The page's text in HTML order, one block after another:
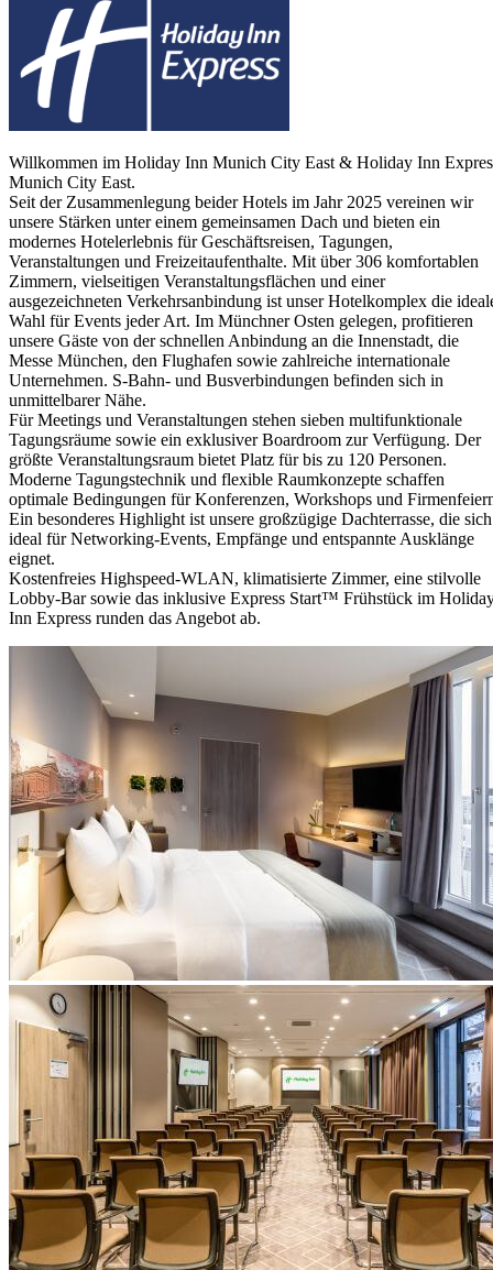
Willkommen im Holiday Inn Munich City East & Holiday Inn
Munich City East.
Seit der Zusammenlegung beider Hotels im Jahr 2025 vereinen wir
unsere Stärken unter einem gemeinsamen Dach und bieten ein
modernes Hotelerlebnis für Geschäftsreisen, Tagungen,
Veranstaltungen und Freizeitaufenthalte. Mit über 306 komfortablen
Zimmern, vielseitigen Veranstaltungsflächen und einer
ausgezeichneten Verkehrsanbindung ist unser Hotelkomplex die
Wahl für Events jeder Art. Im Münchner Osten gelegen, profitieren
unsere Gäste von der schnellen Anbindung an die Innenstadt, die
Messe München, den Flughafen sowie zahlreiche internationale
Unternehmen. S-Bahn- und Busverbindungen befinden sich in
unmittelbarer Nähe.
Für Meetings und Veranstaltungen stehen sieben multifunktionale
Tagungsräume sowie ein exklusiver Boardroom zur Verfügung. Der
größte Veranstaltungsraum bietet Platz für bis zu 120 Personen.
Moderne Tagungstechnik und flexible Raumkonzepte schaffen
optimale Bedingungen für Konferenzen, Workshops und
Ein besonderes Highlight ist unsere großzügige Dachterrasse, die sich
ideal für Networking-Events, Empfänge und entspannte Ausklänge
eignet.
Kostenfreies Highspeed-WLAN, klimatisierte Zimmer, eine stilvolle
Lobby-Bar sowie das inklusive Express Start™ Frühstück im
Inn Express runden das Angebot ab.